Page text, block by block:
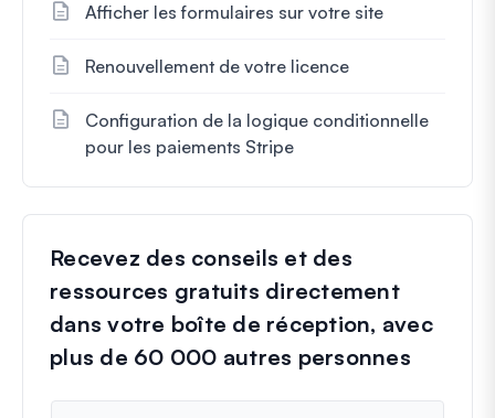
Afficher les formulaires sur votre site
Renouvellement de votre licence
Configuration de la logique conditionnelle
pour les paiements Stripe
Recevez des conseils et des
ressources gratuits directement
dans votre boîte de réception, avec
plus de 60 000 autres personnes